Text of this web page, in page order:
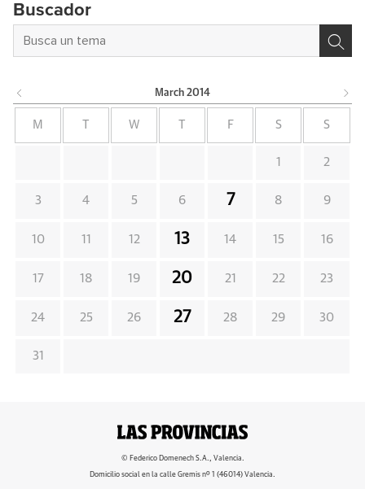
Buscador
March 2014
M W F S S
1 2
3 4 5 6 7 8 9
10 11 12 13 14 15 16
17 18 19 20 21 22 23
24 25 26 27 28 29 30
31
© Federico Domenech S.A., Valencia.
Domicilio social en la calle Gremis nº 1 (46014) Valencia.